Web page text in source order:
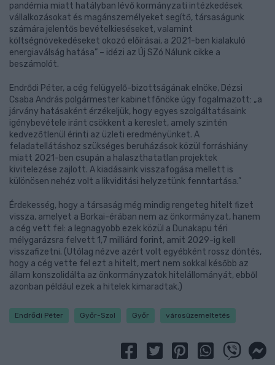
pandémia miatt hatályban lévő kormányzati intézkedések
vállalkozásokat és magánszemélyeket segítő, társaságunk
számára jelentős bevételkieséseket, valamint
költségnövekedéseket okozó előírásai, a 2021-ben kialakuló
energiaválság hatása” – idézi az Új SZó Nálunk cikke a
beszámolót.
Endrődi Péter, a cég felügyelő-bizottságának elnöke, Dézsi
Csaba András polgármester kabinetfőnöke úgy fogalmazott: „a
járvány hatásaként érzékeljük, hogy egyes szolgáltatásaink
igénybevétele iránt csökkent a kereslet, amely szintén
kedvezőtlenül érinti az üzleti eredményünket. A
feladatellátáshoz szükséges beruházások közül forráshiány
miatt 2021-ben csupán a halaszthatatlan projektek
kivitelezése zajlott. A kiadásaink visszafogása mellett is
különösen nehéz volt a likviditási helyzetünk fenntartása.”
Érdekesség, hogy a társaság még mindig rengeteg hitelt fizet
vissza, amelyet a Borkai-érában nem az önkormányzat, hanem
a cég vett fel: a legnagyobb ezek közül a Dunakapu téri
mélygarázsra felvett 1,7 milliárd forint, amit 2029-ig kell
visszafizetni. (Utólag nézve azért volt egyébként rossz döntés,
hogy a cég vette fel ezt a hitelt, mert nem sokkal később az
állam konszolidálta az önkormányzatok hitelállományát, ebből
azonban például ezek a hitelek kimaradtak.)
Endrődi Péter Győr-Szol Győr városüzemeltetés